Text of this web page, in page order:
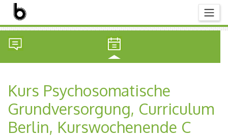
Kurs Psychosomatische
Grundversorgung, Curriculum
Berlin, Kurswochenende C